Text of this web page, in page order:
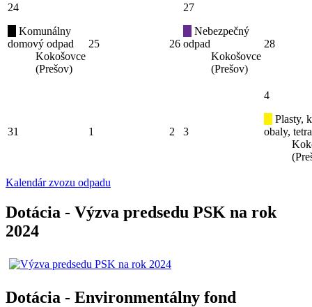
24
Komunálny
domový odpad
Kokošovce
(Prešov)
25 26
27
Nebezpečný
odpad
Kokošovce
(Prešov)
28
31 1 2 3
4
Plasty,
obaly,
Kalendár zvozu odpadu
Dotácia - Výzva predsedu PSK na rok
2024
Dotácia - Environmentálny fond